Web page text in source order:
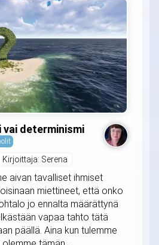
determinismi
Kirjoittaja: Serena
aivan tavalliset ihmiset
miettineet, että onko
jo ennalta määrättynä
vapaa tahto tätä
päällä. Aina kun tulemme